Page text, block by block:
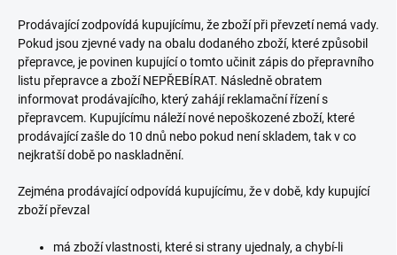
Prodávající zodpovídá kupujícímu, že zboží při převzetí nemá vady.
Pokud jsou zjevné vady na obalu dodaného zboží, které způsobil
přepravce, je povinen kupující o tomto učinit zápis do přepravního
listu přepravce a zboží NEPŘEBÍRAT. Následně obratem
informovat prodávajícího, který zahájí reklamační řízení s
přepravcem. Kupujícímu náleží nové nepoškozené zboží, které
prodávající zašle do 10 dnů nebo pokud není skladem, tak v co
nejkratší době po naskladnění.
Zejména prodávající odpovídá kupujícímu, že v době, kdy kupující
zboží převzal
má zboží vlastnosti, které si strany ujednaly, a chybí-li